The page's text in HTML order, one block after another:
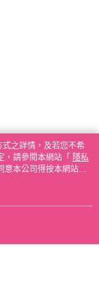
之詳情，及若您不希
，請參閱本網站「 隱私
意本公司得按本網站使